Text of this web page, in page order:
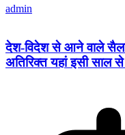
admin
देश-विदेश से आने वाले
अतिरिक्त यहां इसी साल